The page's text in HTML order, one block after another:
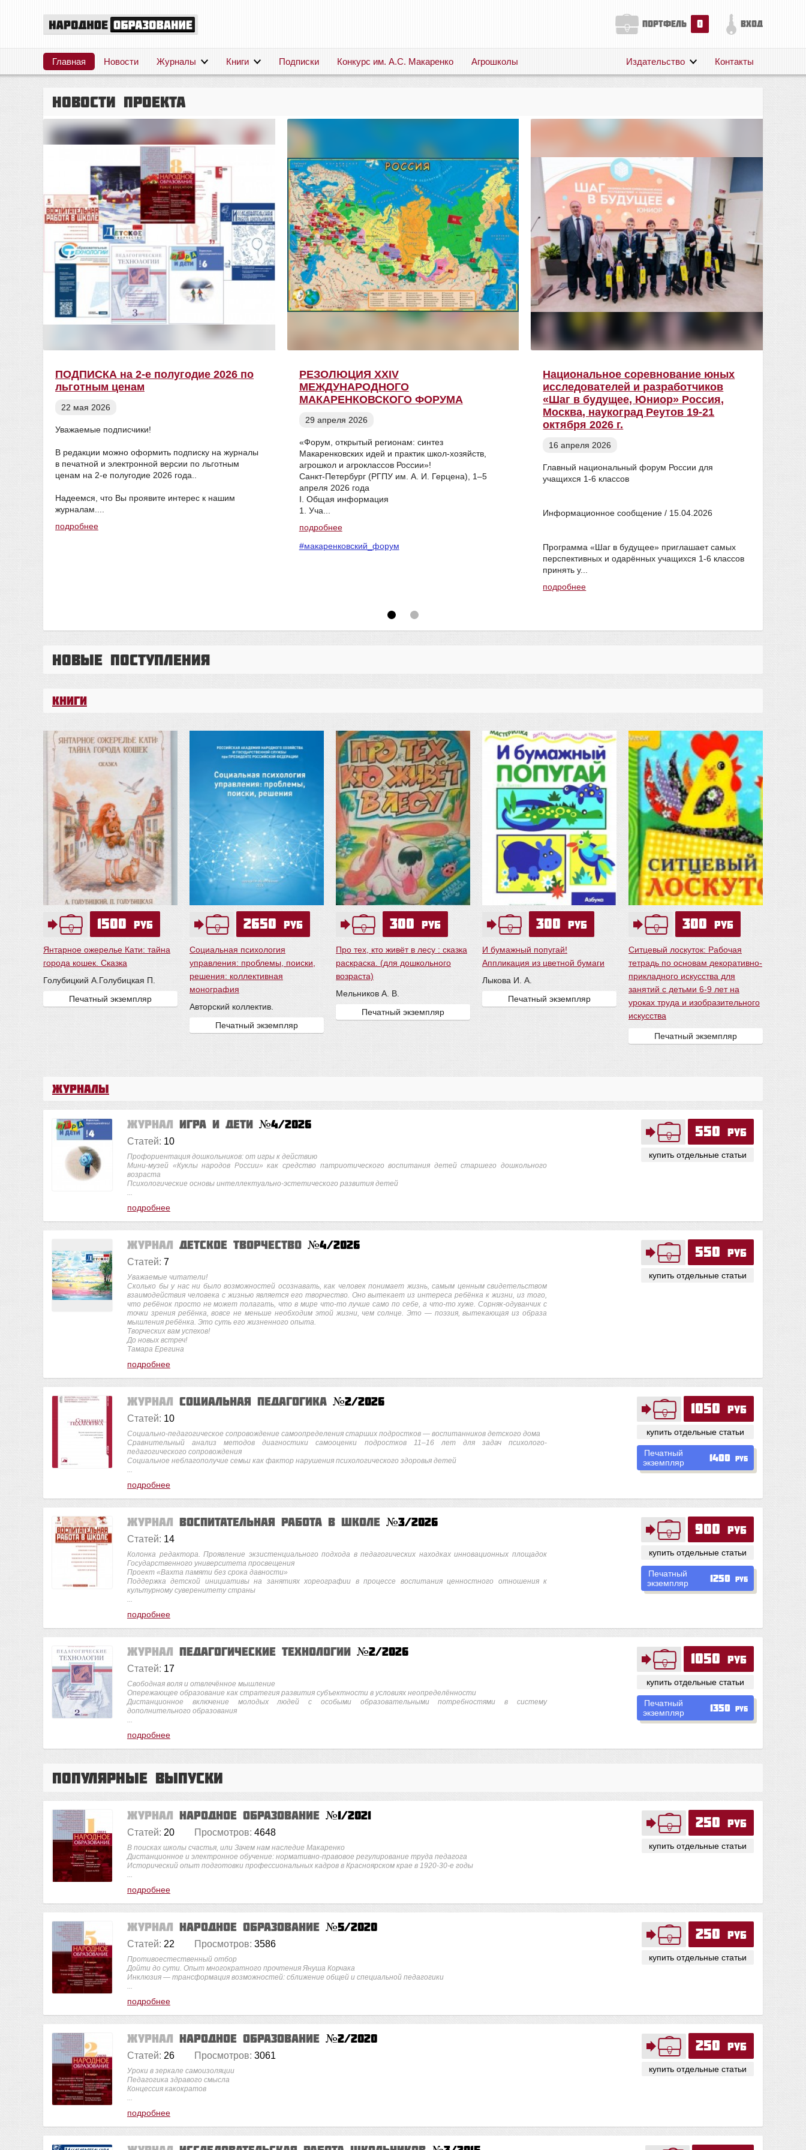
портфель 0 вход
Главная Новости Журналы Книги Подписки Конкурс им. А.С. Макаренко Агрошколы
Поддержка
Издательство Контакты
Новости проекта
ПОДПИСКА на 2-е полугодие 2026 по
льготным ценам
22 мая 2026
Уважаемые подписчики!
В редакции можно оформить подписку на журналы
в печатной и электронной версии по льготным
ценам на 2-е полугодие 2026 года..
Надеемся, что Вы проявите интерес к нашим
журналам....
подробнее
РЕЗОЛЮЦИЯ XXIV
МЕЖДУНАРОДНОГО
МАКАРЕНКОВСКОГО ФОРУМА
29 апреля 2026
«Форум, открытый регионам: синтез
Макаренковских идей и практик школ-хозяйств,
агрошкол и агроклассов России»!
Санкт-Петербург (РГПУ им. А. И. Герцена), 1–5
апреля 2026 года
I. Общая информация
1. Уча...
подробнее
#макаренковский_форум
Национальное соревнование юных
исследователей и разработчиков
«Шаг в будущее, Юниор» Россия,
Москва, наукоград Реутов 19-21
октября 2026 г.
16 апреля 2026
Главный национальный форум России для
учащихся 1-6 классов
Информационное сообщение / 15.04.2026
Программа «Шаг в будущее» приглашает самых
перспективных и одарённых учащихся 1-6 классов
принять у...
подробнее
Новые поступления
Книги
1500 руб
Янтарное ожерелье Кати: тайна
города кошек. Сказка
Голубицкий А. Голубицкая П.
Печатный экземпляр
2650 руб
Социальная психология
управления: проблемы, поиски,
решения: коллективная
монография
Авторский коллектив.
Печатный экземпляр
300 руб
Про тех, кто живёт в лесу : сказка
раскраска. (для дошкольного
возраста)
Мельников А. В.
Печатный экземпляр
300 руб
И бумажный попугай!
Аппликация из цветной бумаги
Лыкова И. А.
Печатный экземпляр
300 руб
Ситцевый лоскуток: Рабочая
тетрадь по основам декоративно-
прикладного искусства для
занятий с детьми 6-9 лет на
уроках труда и изобразительного
искусства
Печатный экземпляр
Журналы
550 руб
купить отдельные статьи
Журнал Игра и дети №4/2026
Статей: 10
Профориентация дошкольников: от игры к действию
Мини-музей «Куклы народов России» как средство патриотического воспитания детей старшего дошкольного
возраста
Психологические основы интеллектуально-эстетического развития детей
...
подробнее
550 руб
купить отдельные статьи
Журнал Детское творчество №4/2026
Статей: 7
Уважаемые читатели!
Сколько бы у нас ни было возможностей осознавать, как человек понимает жизнь, самым ценным свидетельством
взаимодействия человека с жизнью является его творчество. Оно вытекает из интереса ребёнка к жизни, из того,
что ребёнок просто не может полагать, что в мире что-то лучше само по себе, а что-то хуже. Сорняк-одуванчик с
точки зрения ребёнка, вовсе не меньше необходим этой жизни, чем солнце. Это — поэзия, вытекающая из образа
мышления ребёнка. Это суть его жизненного опыта.
Творческих вам успехов!
До новых встреч!
Тамара Ерегина
подробнее
1050 руб
купить отдельные статьи
Печатный
экземпляр
1400 руб
Журнал Социальная педагогика №2/2026
Статей: 10
Социально-педагогическое сопровождение самоопределения старших подростков — воспитанников детского дома
Сравнительный анализ методов диагностики самооценки подростков 11–16 лет для задач психолого-
педагогического сопровождения
Социальное неблагополучие семьи как фактор нарушения психологического здоровья детей
...
подробнее
900 руб
купить отдельные статьи
Печатный
экземпляр
1250 руб
Журнал Воспитательная работа в школе №3/2026
Статей: 14
Колонка редактора. Проявление экзистенциального подхода в педагогических находках инновационных площадок
Государственного университета просвещения
Проект «Вахта памяти без срока давности»
Поддержка детской инициативы на занятиях хореографии в процессе воспитания ценностного отношения к
культурному суверенитету страны
...
подробнее
1050 руб
купить отдельные статьи
Печатный
экземпляр
1350 руб
Журнал Педагогические технологии №2/2026
Статей: 17
Свободная воля и отвлечённое мышление
Опережающее образование как стратегия развития субъектности в условиях неопределённости
Дистанционное включение молодых людей с особыми образовательными потребностями в систему
дополнительного образования
...
подробнее
Популярные выпуски
250 руб
купить отдельные статьи
Журнал Народное образование №1/2021
Статей: 20 Просмотров: 4648
В поисках школы счастья, или Зачем нам наследие Макаренко
Дистанционное и электронное обучение: нормативно-правовое регулирование труда педагога
Исторический опыт подготовки профессиональных кадров в Красноярском крае в 1920-30-е годы
...
подробнее
250 руб
купить отдельные статьи
Журнал Народное образование №5/2020
Статей: 22 Просмотров: 3586
Противоестественный отбор
Дойти до сути. Опыт многократного прочтения Януша Корчака
Инклюзия — трансформация возможностей: сближение общей и специальной педагогики
...
подробнее
250 руб
купить отдельные статьи
Журнал Народное образование №2/2020
Статей: 26 Просмотров: 3061
Уроки в зеркале самоизоляции
Педагогика здравого смысла
Концессия какократов
...
подробнее